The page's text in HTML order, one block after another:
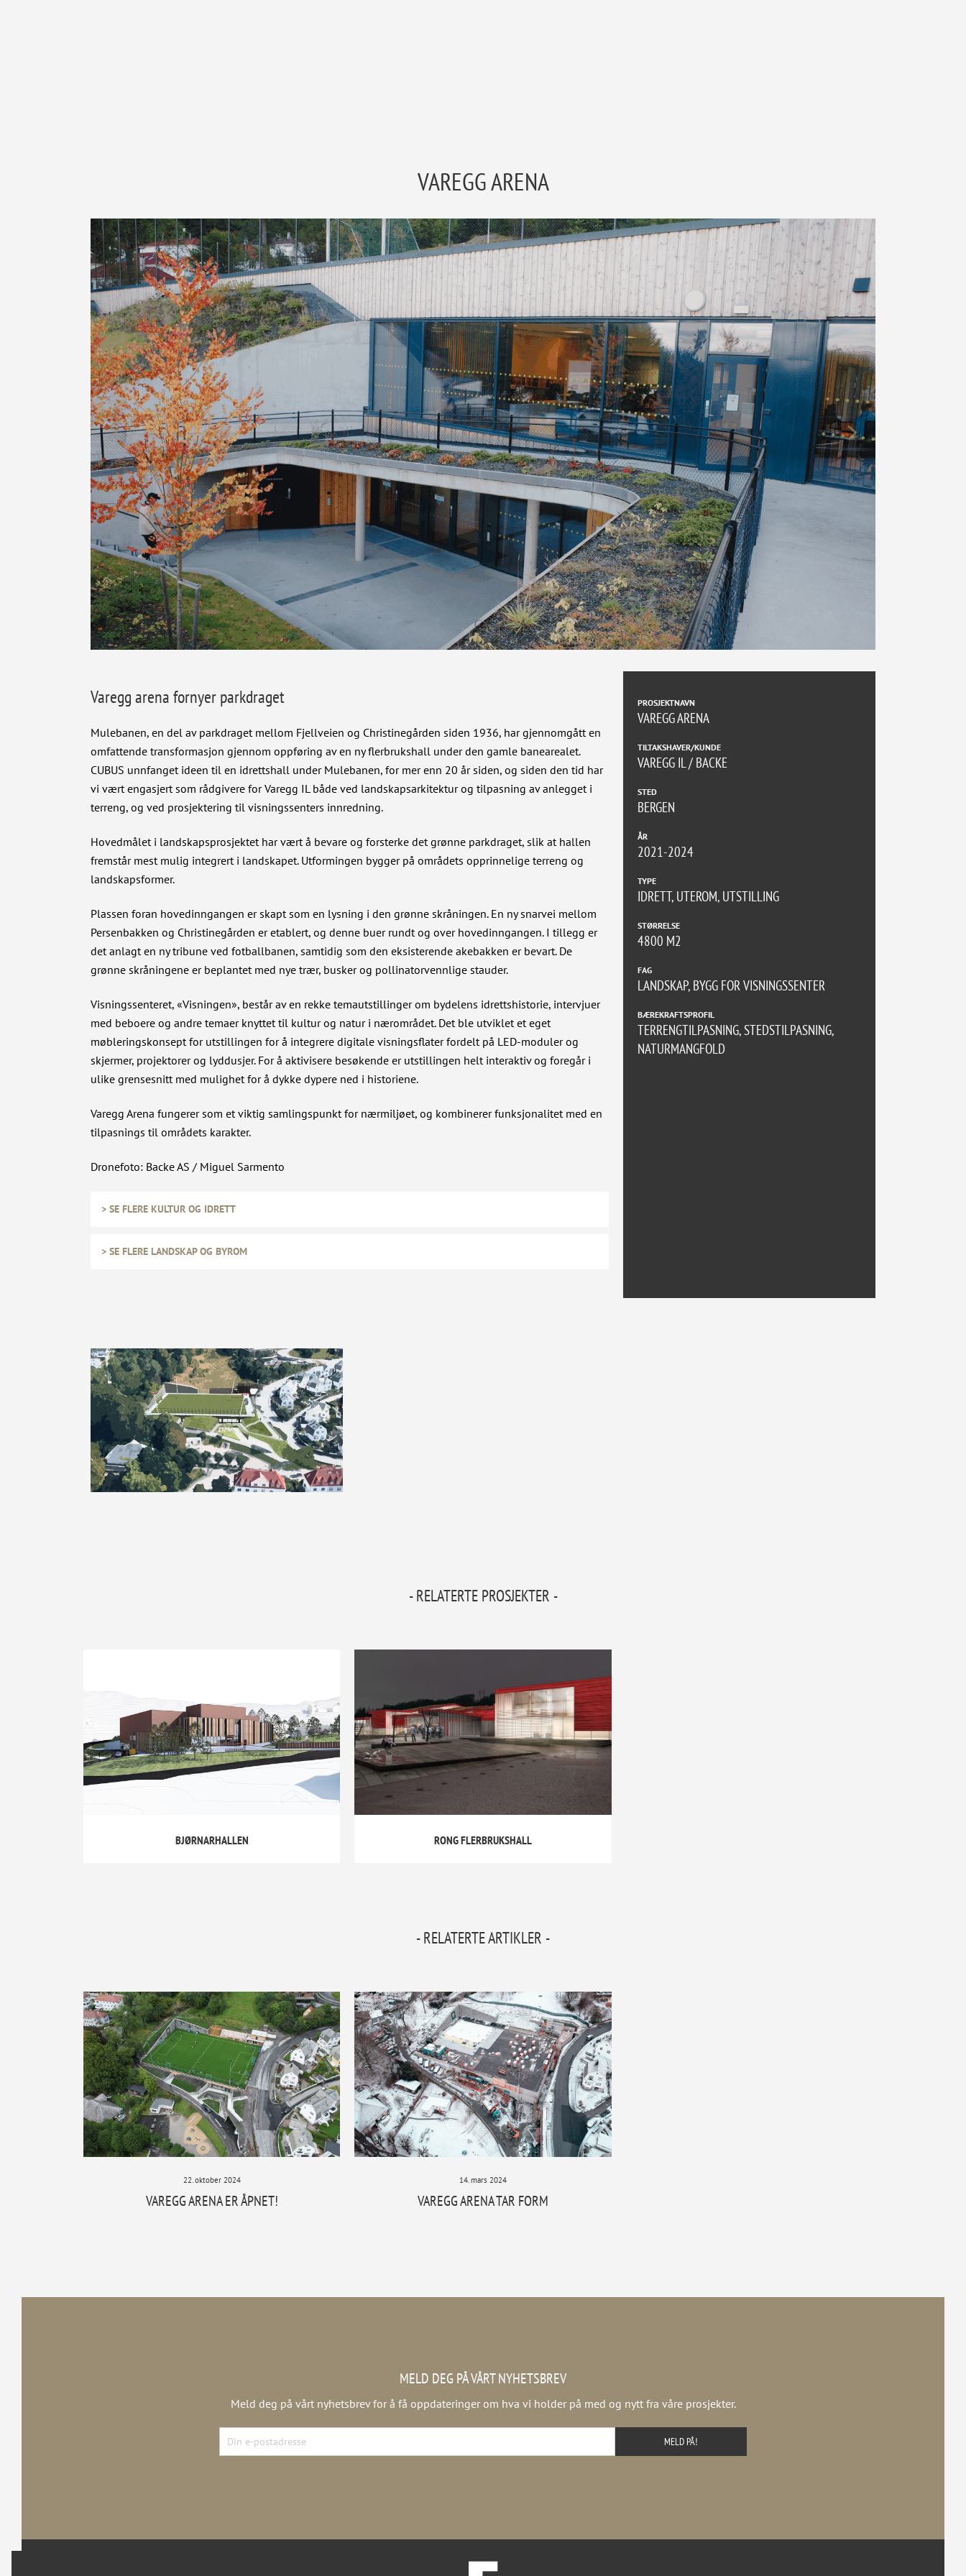
VAREGG ARENA
Varegg arena fornyer parkdraget
Mulebanen, en del av parkdraget mellom Fjellveien og Christinegården siden 1936, har gjennomgått en
omfattende transformasjon gjennom oppføring av en ny flerbrukshall under den gamle banearealet.
CUBUS unnfanget ideen til en idrettshall under Mulebanen, for mer enn 20 år siden, og siden den tid har
vi vært engasjert som rådgivere for Varegg IL både ved landskapsarkitektur og tilpasning av anlegget i
terreng, og ved prosjektering til visningssenters innredning.
Hovedmålet i landskapsprosjektet har vært å bevare og forsterke det grønne parkdraget, slik at hallen
fremstår mest mulig integrert i landskapet. Utformingen bygger på områdets opprinnelige terreng og
landskapsformer.
Plassen foran hovedinngangen er skapt som en lysning i den grønne skråningen. En ny snarvei mellom
Persenbakken og Christinegården er etablert, og denne buer rundt og over hovedinngangen. I tillegg er
det anlagt en ny tribune ved fotballbanen, samtidig som den eksisterende akebakken er bevart. De
grønne skråningene er beplantet med nye trær, busker og pollinatorvennlige stauder.
Visningssenteret, «Visningen», består av en rekke temautstillinger om bydelens idrettshistorie, intervjuer
med beboere og andre temaer knyttet til kultur og natur i nærområdet. Det ble utviklet et eget
møbleringskonsept for utstillingen for å integrere digitale visningsflater fordelt på LED-moduler og
skjermer, projektorer og lyddusjer. For å aktivisere besøkende er utstillingen helt interaktiv og foregår i
ulike grensesnitt med mulighet for å dykke dypere ned i historiene.
Varegg Arena fungerer som et viktig samlingspunkt for nærmiljøet, og kombinerer funksjonalitet med en
tilpasnings til områdets karakter.
Dronefoto: Backe AS / Miguel Sarmento
> SE FLERE KULTUR OG IDRETT
> SE FLERE LANDSKAP OG BYROM
PROSJEKTNAVN
VAREGG ARENA
TILTAKSHAVER/KUNDE
VAREGG IL / BACKE
STED
BERGEN
ÅR
2021-2024
TYPE
IDRETT, UTEROM, UTSTILLING
STØRRELSE
4800 M2
FAG
LANDSKAP, BYGG FOR VISNINGSSENTER
BÆREKRAFTSPROFIL
TERRENGTILPASNING, STEDSTILPASNING,
NATURMANGFOLD
- RELATERTE PROSJEKTER -
BJØRNARHALLEN RONG FLERBRUKSHALL
- RELATERTE ARTIKLER -
22. oktober 2024
VAREGG ARENA ER ÅPNET!
14. mars 2024
VAREGG ARENA TAR FORM
MELD DEG PÅ VÅRT NYHETSBREV
Meld deg på vårt nyhetsbrev for å få oppdateringer om hva vi holder på med og nytt fra våre prosjekter.